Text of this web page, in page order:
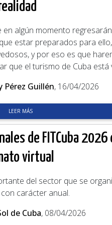
en algún momento
estar preparados para
y por eso es que
que el turismo de Cuba está
Pérez Guillén, 16/04/2026
LEER MÁS
de FITCuba 2026
virtual
del sector que se
carácter anual.
de Cuba, 08/04/2026